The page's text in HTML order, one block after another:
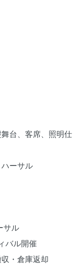
台、客席、照明仕
ーサル
サル
バル開催
・倉庫返却